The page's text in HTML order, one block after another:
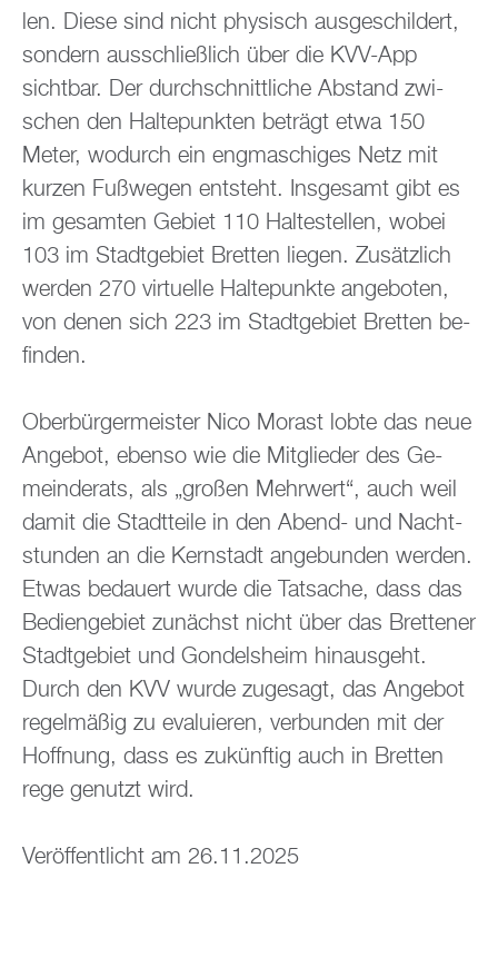
len. Diese sind nicht phy­sisch aus­ge­schil­dert,
son­dern aus­schlie­ß­lich über die KVV-App
sicht­bar. Der durch­schnitt­li­che Ab­stand zwi­
schen den Hal­te­punk­ten be­trägt etwa 150
Meter, wo­durch ein eng­ma­schi­ges Netz mit
kur­zen Fuß­we­gen ent­steht. Ins­ge­samt gibt es
im ge­sam­ten Ge­biet 110 Hal­te­stel­len, wobei
103 im Stadt­ge­biet Brett­en lie­gen. Zu­sätz­lich
wer­den 270 vir­tu­el­le Hal­te­punk­te an­ge­bo­ten,
von denen sich 223 im Stadt­ge­biet Brett­en be­
fin­den.
Ober­bür­ger­meis­ter Nico Mo­rast lobte das neue
An­ge­bot, eben­so wie die Mit­glie­der des Ge­
mein­de­rats, als „gro­ßen Mehr­wert“, auch weil
damit die Stadt­tei­le in den Abend- und Nacht­
stun­den an die Kern­stadt an­ge­bun­den wer­den.
Etwas be­dau­ert wurde die Tat­sa­che, dass das
Be­dien­ge­biet zu­nächst nicht über das Brettener
Stadt­ge­biet und Gon­dels­heim hin­aus­geht.
Durch den KVV wurde zu­ge­sagt, das An­ge­bot
re­gel­mä­ßig zu eva­lu­ie­ren, ver­bun­den mit der
Hoff­nung, dass es zu­künf­tig auch in Brett­en
rege ge­nutzt wird.
Ver­öf­fent­licht am 26.11.2025